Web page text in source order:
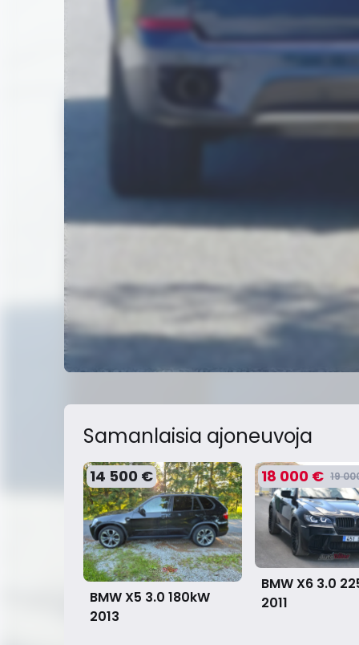
Samanlaisia ​​ajoneuvoja
14 500 €
BMW X5 3.0 180kW
2013
18 000 € 19
BMW X6 3.0
2011